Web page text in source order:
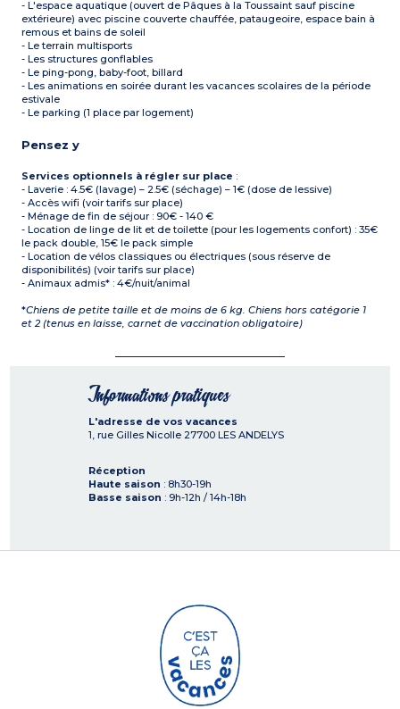
- L'espace aquatique (ouvert de Pâques à la Toussaint sauf piscine
extérieure) avec piscine couverte chauffée, pataugeoire, espace bain à
remous et bains de soleil
- Le terrain multisports
- Les structures gonflables
- Le ping-pong, baby-foot, billard
- Les animations en soirée durant les vacances scolaires de la période
estivale
- Le parking (1 place par logement)
Pensez y
Services optionnels à régler sur place :
- Laverie : 4.5€ (lavage) – 2.5€ (séchage) – 1€ (dose de lessive)
- Accès wifi (voir tarifs sur place)
- Ménage de fin de séjour : 90€ - 140 €
- Location de linge de lit et de toilette (pour les logements confort) : 35€
le pack double, 15€ le pack simple
- Location de vélos classiques ou électriques (sous réserve de
disponibilités) (voir tarifs sur place)
- Animaux admis* : 4€/nuit/animal
*Chiens de petite taille et de moins de 6 kg. Chiens hors catégorie 1
et 2 (tenus en laisse, carnet de vaccination obligatoire)
Informations pratiques
L'adresse de vos vacances
1, rue Gilles Nicolle 27700 LES ANDELYS
Réception
Haute saison : 8h30-19h
Basse saison : 9h-12h / 14h-18h